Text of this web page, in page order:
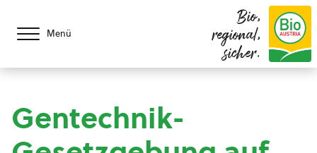
Menü
Bio,
regional,
sicher.
Gentechnik-